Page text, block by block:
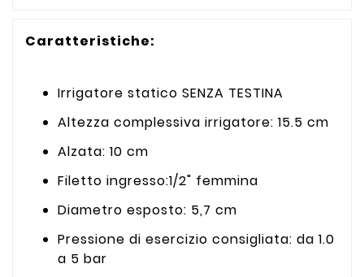
Caratteristiche:
Irrigatore statico SENZA TESTINA
Altezza complessiva irrigatore: 15.5 cm
Alzata: 10 cm
Filetto ingresso:1/2" femmina
Diametro esposto: 5,7 cm
Pressione di esercizio consigliata: da 1.0
a 5 bar